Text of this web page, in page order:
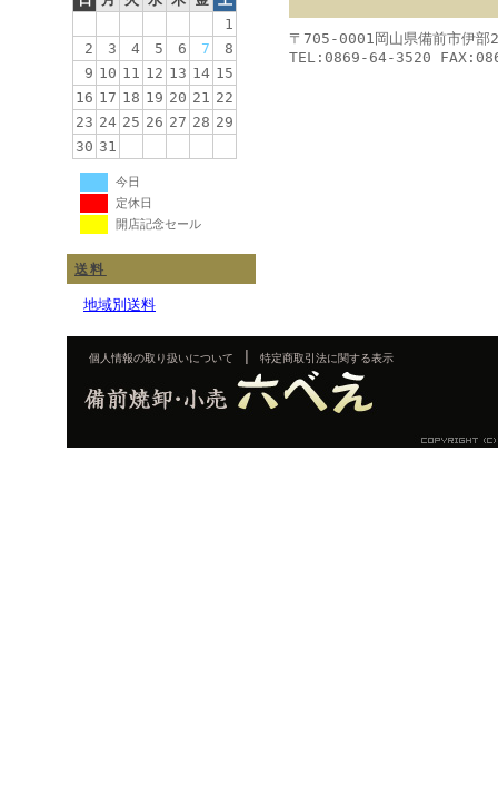
1
2
3 4 5 6 7
8
9 10 11 12 13 14 15
16 17 18 19 20 21 22
23 24 25 26 27 28 29
30 31
今日
定休日
開店記念セール
送料
地域別送料
〒705-0001岡山県備前市伊
TEL:0869-64-3520
個人情報の取り扱いについて 特定商取引法に関する表示